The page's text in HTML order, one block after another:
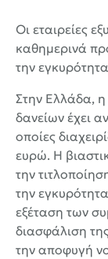
Οι εταιρείες
καθημερινά
την
Στην Ελλάδα, η
δανείων έχει
οποίες
ευρώ. Η
την
την
εξέταση των
διασφάλιση
την αποφυγή